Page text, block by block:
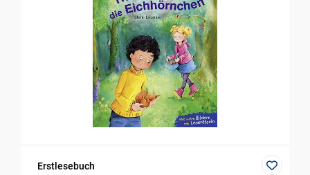
Erstlesebuch